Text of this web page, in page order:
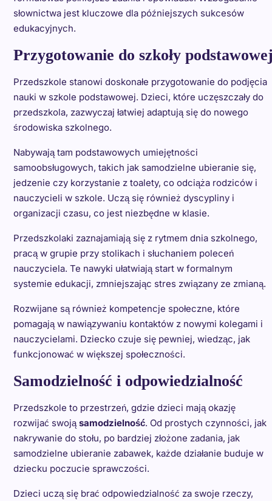
słownictwa jest kluczowe dla późniejszych sukcesów
edukacyjnych.
Przygotowanie do szkoły
Przedszkole stanowi doskonałe przygotowanie do podjęcia
nauki w szkole podstawowej. Dzieci, które uczęszczały do
przedszkola, zazwyczaj łatwiej adaptują się do nowego
środowiska szkolnego.
Nabywają tam podstawowych umiejętności
samoobsługowych, takich jak samodzielne ubieranie się,
jedzenie czy korzystanie z toalety, co odciąża rodziców i
nauczycieli w szkole. Uczą się również dyscypliny i
organizacji czasu, co jest niezbędne w klasie.
Przedszkolaki zaznajamiają się z rytmem dnia szkolnego,
pracą w grupie przy stolikach i słuchaniem poleceń
nauczyciela. Te nawyki ułatwiają start w formalnym
systemie edukacji, zmniejszając stres związany ze zmianą.
Rozwijane są również kompetencje społeczne, które
pomagają w nawiązywaniu kontaktów z nowymi kolegami i
nauczycielami. Dziecko czuje się pewniej, wiedząc, jak
funkcjonować w większej społeczności.
Samodzielność i odpowiedzialność
Przedszkole to przestrzeń, gdzie dzieci mają okazję
rozwijać swojąsamodzielność. Od prostych czynności, jak
nakrywanie do stołu, po bardziej złożone zadania, jak
samodzielne ubieranie zabawek, każde działanie buduje w
dziecku poczucie sprawczości.
Dzieci uczą się brać odpowiedzialność za swoje rzeczy,